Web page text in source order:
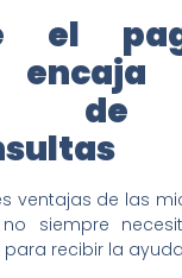
el
ventajas de las
siempre
recibir la